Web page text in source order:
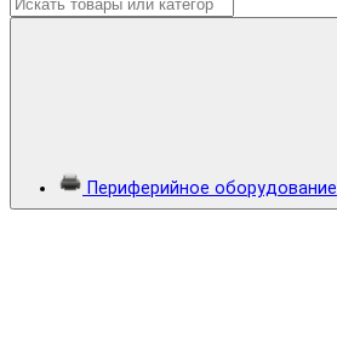
Периферийное оборудование